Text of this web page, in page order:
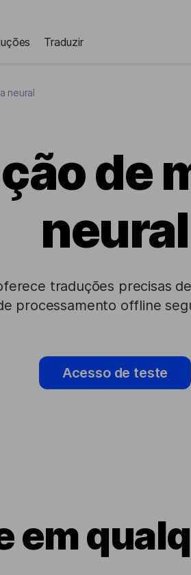
Traduzir
neural
de
neural
traduções precisas
processamento offline
Acesso de teste
em